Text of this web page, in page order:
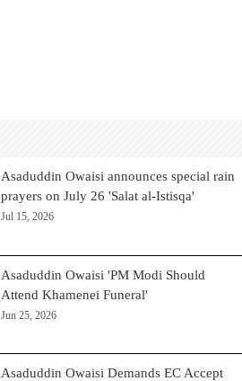
Asaduddin Owaisi announces special rain
prayers on July 26 'Salat al-Istisqa'
Jul 15, 2026
Asaduddin Owaisi 'PM Modi Should
Attend Khamenei Funeral'
Jun 25, 2026
Asaduddin Owaisi Demands EC Accept